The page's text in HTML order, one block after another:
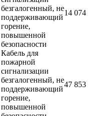
безгалогенный, не
поддерживающий
горение,
повышенной
безопасности
14 074
Кабель для
пожарной
сигнализации
безгалогенный, не
поддерживающий
горение,
повышенной
47 853